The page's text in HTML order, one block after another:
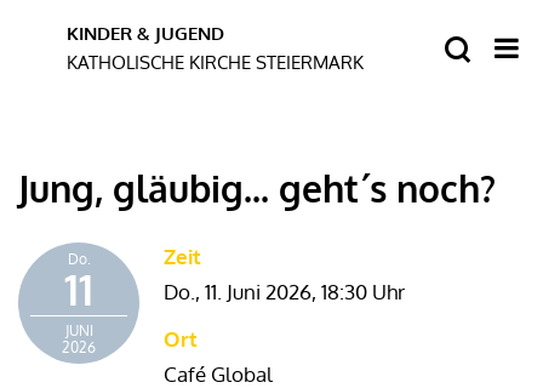
Jung, gläubig... geht´s noch?
Do.
11
JUNI
2026
Zeit
Do., 11. Juni 2026, 18:30 Uhr
Ort
Café Global